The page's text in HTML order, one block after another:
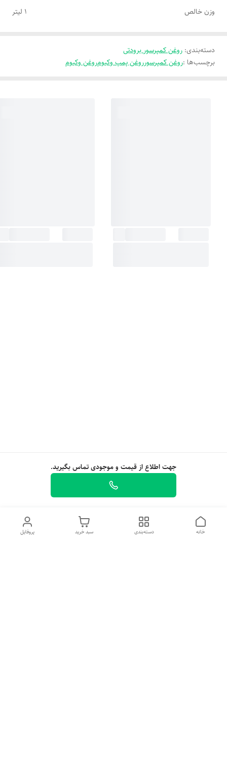
جهت اطلاع از قیمت و موجودی تماس بگیرید.
وزن خالص 1 لیتر
دسته‌بندی: روغن کمپرسور برودتی
برچسب‌ها :روغن کمپرسورروغن پمپ وکیومروغن وکیوم
پروفایل سبد خرید دسته‌بندی خانه